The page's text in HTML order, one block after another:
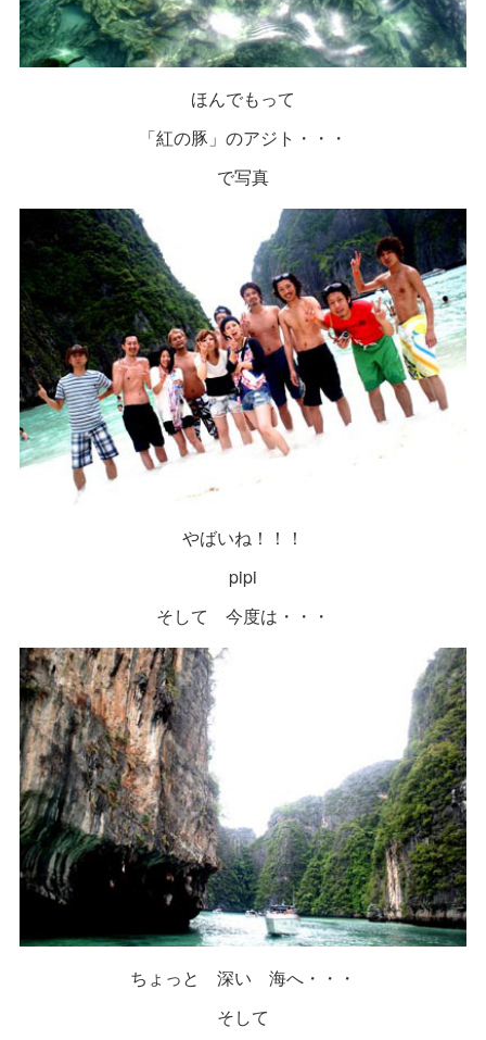
ほんでもって
「紅の豚」のアジト・・・
で写真
やばいね！！！
pipi
そして 今度は・・・
ちょっと 深い 海へ・・・
そして